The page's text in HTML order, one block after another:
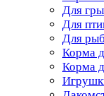
Для
Для
Для рыб
Корма
Корма